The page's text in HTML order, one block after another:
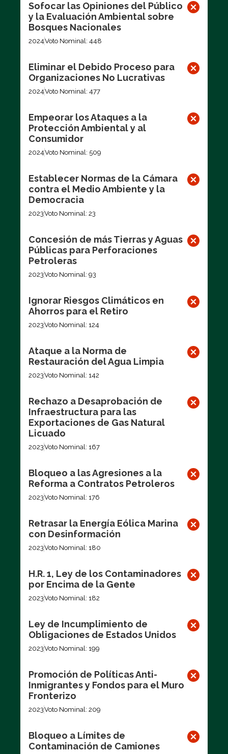
Sofocar las Opiniones del Público
y la Evaluación Ambiental sobre
Bosques Nacionales
2024Voto Nominal: 448
Eliminar el Debido Proceso para
Organizaciones No Lucrativas
2024Voto Nominal: 477
Empeorar los Ataques a la
Protección Ambiental y al
Consumidor
2024Voto Nominal: 509
Establecer Normas de la Cámara
contra el Medio Ambiente y la
Democracia
2023Voto Nominal: 23
Concesión de más Tierras y Aguas
Públicas para Perforaciones
Petroleras
2023Voto Nominal: 93
Ignorar Riesgos Climáticos en
Ahorros para el Retiro
2023Voto Nominal: 124
Ataque a la Norma de
Restauración del Agua Limpia
2023Voto Nominal: 142
Rechazo a Desaprobación de
Infraestructura para las
Exportaciones de Gas Natural
Licuado
2023Voto Nominal: 167
Bloqueo a las Agresiones a la
Reforma a Contratos Petroleros
2023Voto Nominal: 176
Retrasar la Energía Eólica Marina
con Desinformación
2023Voto Nominal: 180
H.R. 1, Ley de los Contaminadores
por Encima de la Gente
2023Voto Nominal: 182
Ley de Incumplimiento de
Obligaciones de Estados Unidos
2023Voto Nominal: 199
Promoción de Políticas Anti-
Inmigrantes y Fondos para el Muro
Fronterizo
2023Voto Nominal: 209
Bloqueo a Límites de
Contaminación de Camiones